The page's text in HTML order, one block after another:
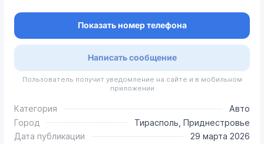
Показать номер телефона
Написать сообщение
Пользователь получит уведомление на сайте и в мобильном
приложении
Категория
Авто
Город
Тирасполь, Приднестровье
Дата публикации
29 марта 2026